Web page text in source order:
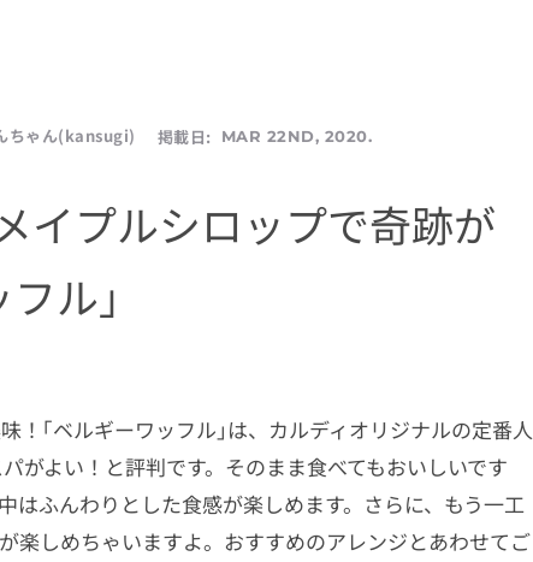
ちゃん(kansugi) 掲載日: MAR 22ND, 2020.
イプルシロップで奇跡が
ル｣
！｢ベルギーワッフル｣は、カルディオリジナルの定番人
がよい！と評判です。そのまま食べてもおいしいです
はふんわりとした食感が楽しめます。さらに、もう一工
楽しめちゃいますよ。おすすめのアレンジとあわせてご